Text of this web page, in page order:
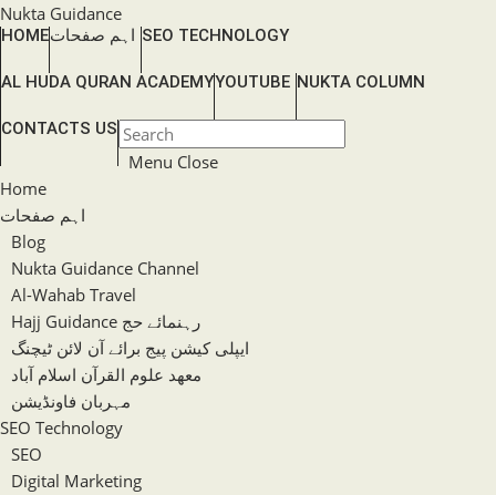
Skip
to
Nukta Guidance
HOMEاہم صفحات SEO TECHNOLOGY
AL HUDA QURAN ACADEMYYOUTUBE NUKTA COLUMN
CONTACTS USTOGGLE
WEBSITE
SEARCH
Menu Close
Home
اہم صفحات
Blog
Nukta Guidance Channel
Al-Wahab Travel
Hajj Guidance رہنمائے حج
ایپلی کیشن پیج برائے آن لائن ٹیچنگ
معھد علوم القرآن اسلام آباد
مہربان فاونڈیشن
SEO Technology
SEO
Digital Marketing